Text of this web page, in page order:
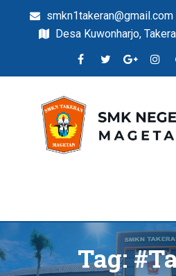
smkn1takeran@gmail.com
Desa Kuwonharjo,
Situs Resmi
Tag: